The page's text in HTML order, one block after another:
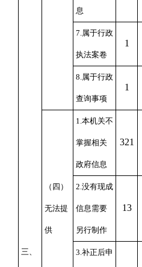
三、
息
7.属于行政
执法案卷
1
8.属于行政
查询事项
1
（四）
无法提
供
1.本机关不
掌握相关
政府信息
321
2.没有现成
信息需要
另行制作
13
3.补正后申